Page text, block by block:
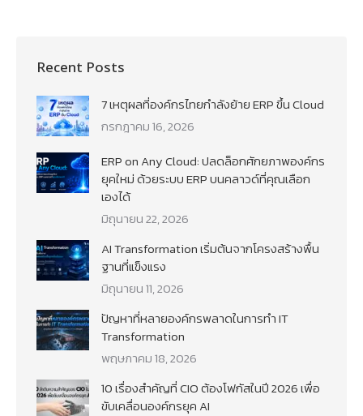
Recent Posts
7 เหตุผลที่องค์กรไทยกำลังย้าย ERP ขึ้น Cloud
กรกฎาคม 16, 2026
ERP on Any Cloud: ปลดล็อกศักยภาพองค์กร
ยุคใหม่ ด้วยระบบ ERP บนคลาวด์ที่คุณเลือก
เองได้
มิถุนายน 22, 2026
AI Transformation เริ่มต้นจากโครงสร้างพื้น
ฐานที่แข็งแรง
มิถุนายน 11, 2026
ปัญหาที่หลายองค์กรพลาดในการทำ IT
Transformation
พฤษภาคม 18, 2026
10 เรื่องสำคัญที่ CIO ต้องโฟกัสในปี 2026 เพื่อ
ขับเคลื่อนองค์กรยุค AI